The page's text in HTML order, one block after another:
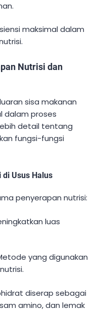
maksimal dalam
Nutrisi dan
sisa makanan
dalam proses
detail tentang
fungsi-fungsi
Usus Halus
penyerapan nutrisi:
luas
yang digunakan
diserap sebagai
amino, dan lemak